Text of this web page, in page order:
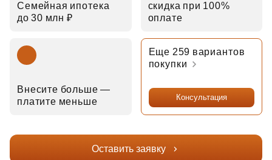
Семейная ипотека
до 30 млн ₽
скидка при 100%
оплате
Внесите больше —
платите меньше
Еще 259 вариантов
покупки
Консультация
Оставить заявку